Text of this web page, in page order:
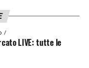
stella
incidere,
e delle
che lascia
LIVE: tutte le